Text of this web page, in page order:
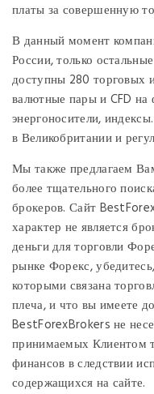
платы за совершенную
В данный момент
России, только
доступны 280 торговых
валютные пары и CFD
энергоносители,
в Великобритании и
Мы также предлагаем
более тщательного
брокеров. Сайт
характер не является
деньги для торговли
рынке Форекс,
которыми связана
плеча, и что вы имеете
BestForexBrokers не
принимаемых Клиентом
финансов в следствии
содержащихся на сайте.